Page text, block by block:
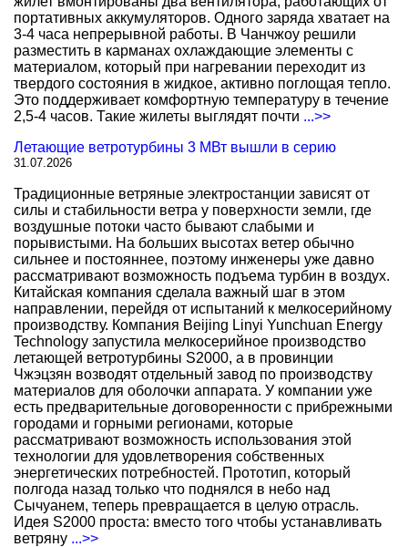
портативных аккумуляторов. Одного заряда хватает на
3-4 часа непрерывной работы. В Чанчжоу решили
разместить в карманах охлаждающие элементы с
материалом, который при нагревании переходит из
твердого состояния в жидкое, активно поглощая тепло.
Это поддерживает комфортную температуру в течение
2,5-4 часов. Такие жилеты выглядят почти ...>>
Летающие ветротурбины 3 МВт вышли в серию
31.07.2026
Традиционные ветряные электростанции зависят от
силы и стабильности ветра у поверхности земли, где
воздушные потоки часто бывают слабыми и
порывистыми. На больших высотах ветер обычно
сильнее и постояннее, поэтому инженеры уже давно
рассматривают возможность подъема турбин в воздух.
Китайская компания сделала важный шаг в этом
направлении, перейдя от испытаний к мелкосерийному
производству. Компания Beijing Linyi Yunchuan Energy
Technology запустила мелкосерийное производство
летающей ветротурбины S2000, а в провинции
Чжэцзян возводят отдельный завод по производству
материалов для оболочки аппарата. У компании уже
есть предварительные договоренности с прибрежными
городами и горными регионами, которые
рассматривают возможность использования этой
технологии для удовлетворения собственных
энергетических потребностей. Прототип, который
полгода назад только что поднялся в небо над
Сычуанем, теперь превращается в целую отрасль.
Идея S2000 проста: вместо того чтобы устанавливать
ветряну ...>>